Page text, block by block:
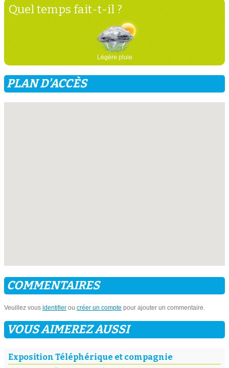
Quel temps fait-t-il ?
Légère pluie
PLAN D'ACCÈS
COMMENTAIRES
Veuillez vous identifier ou créer un compte pour ajouter un commentaire.
VOUS AIMEREZ AUSSI
Exposition Téléphérique et compagnie